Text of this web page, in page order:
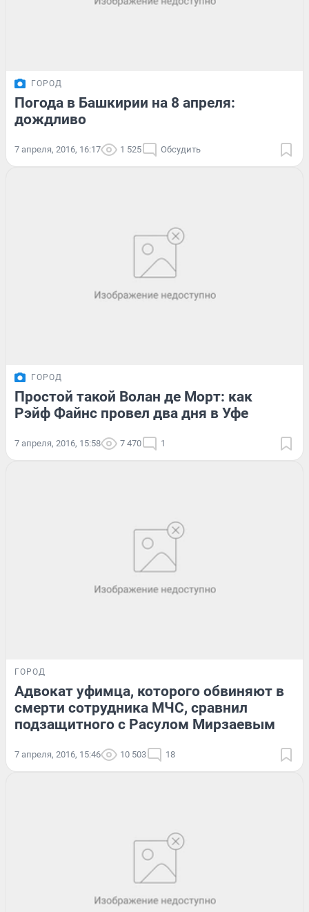
ГОРОД
Погода в Башкирии на 8 апреля:
дождливо
7 апреля, 2016, 16:17 1 525 Обсудить
ГОРОД
Простой такой Волан де Морт: как
Рэйф Файнс провел два дня в Уфе
7 апреля, 2016, 15:58 7 470 1
ГОРОД
Адвокат уфимца, которого обвиняют в
смерти сотрудника МЧС, сравнил
подзащитного с Расулом Мирзаевым
7 апреля, 2016, 15:46 10 503 18